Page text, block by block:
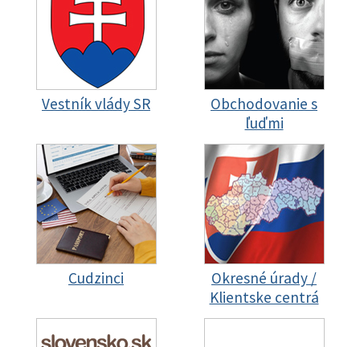
Vestník vlády SR
Obchodovanie s
ľuďmi
Cudzinci
Okresné úrady /
Klientske centrá